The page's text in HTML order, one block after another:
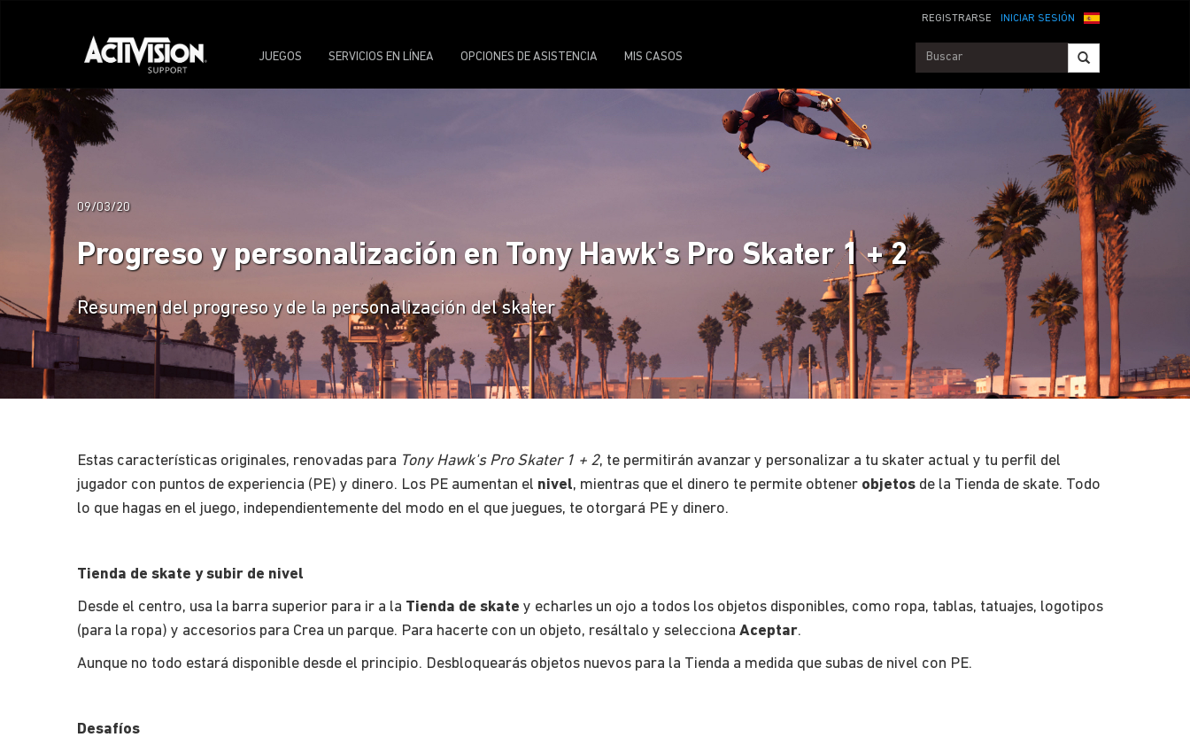
INICIAR SESIÓN
REGISTRARSE
JUEGOS SERVICIOS EN LÍNEA OPCIONES DE ASISTENCIA MIS CASOS
09/03/20
Progreso y personalización en Tony Hawk's Pro Skater 1 + 2
Resumen del progreso y de la personalización del skater
Estas características originales, renovadas para Tony Hawk's Pro Skater 1 + 2, te permitirán avanzar y personalizar a tu skater actual y tu perfil del
jugador con puntos de experiencia (PE) y dinero. Los PE aumentan el nivel, mientras que el dinero te permite obtener objetos de la Tienda de skate. Todo
lo que hagas en el juego, independientemente del modo en el que juegues, te otorgará PE y dinero.
Tienda de skate y subir de nivel
Desde el centro, usa la barra superior para ir a la Tienda de skate y echarles un ojo a todos los objetos disponibles, como ropa, tablas, tatuajes, logotipos
(para la ropa) y accesorios para Crea un parque. Para hacerte con un objeto, resáltalo y selecciona Aceptar.
Aunque no todo estará disponible desde el principio. Desbloquearás objetos nuevos para la Tienda a medida que subas de nivel con PE.
Desafíos